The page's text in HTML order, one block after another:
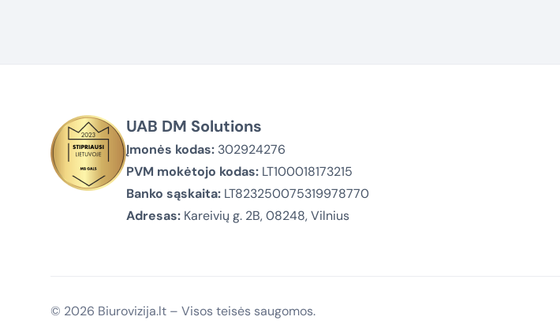
UAB DM Solutions
Įmonės kodas: 302924276
PVM mokėtojo kodas: LT100018173215
Banko sąskaita: LT823250075319978770
Adresas: Kareivių g. 2B, 08248, Vilnius
© 2026 Biurovizija.lt – Visos teisės saugomos.